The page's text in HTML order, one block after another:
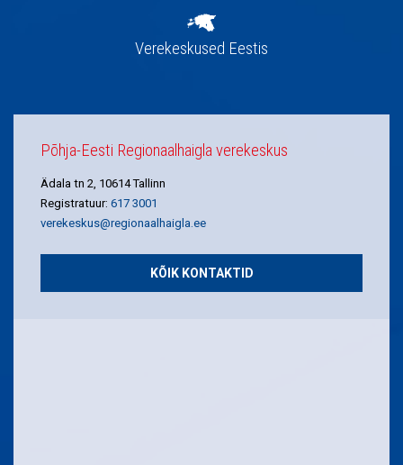
Verekeskused Eestis
Põhja-Eesti Regionaalhaigla verekeskus
Ädala tn 2, 10614 Tallinn
Registratuur: 617 3001
verekeskus@regionaalhaigla.ee
KÕIK KONTAKTID